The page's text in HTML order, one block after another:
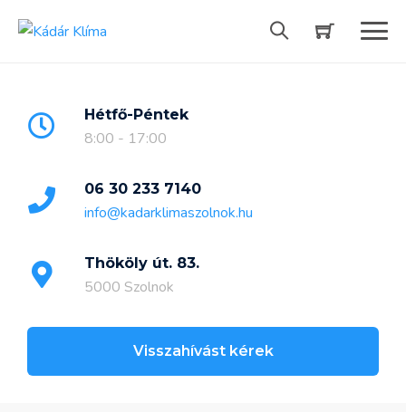
Hétfő-Péntek
8:00 - 17:00
06 30 233 7140
info@kadarklimaszolnok.hu
Thököly út. 83.
5000 Szolnok
Visszahívást kérek